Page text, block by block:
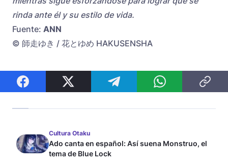
rinda ante él y su estilo de vida.
Fuente: ANN
© 師走ゆき / 花とゆめ HAKUSENSHA
Cultura Otaku
Ado canta en español: Así suena Monstruo, el
tema de Blue Lock